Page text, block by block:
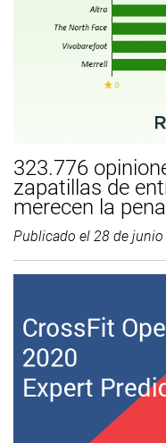
323.776
zapatillas de
merecen la
Publicado el 28 de